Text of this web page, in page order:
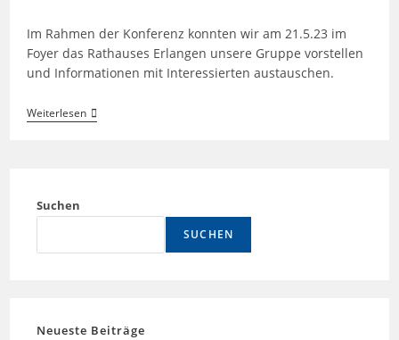
Im Rahmen der Konferenz konnten wir am 21.5.23 im
Foyer das Rathauses Erlangen unsere Gruppe vorstellen
und Informationen mit Interessierten austauschen.
WeiterlesenStand
Bei
Suchen
SUCHEN
Neueste Beiträge